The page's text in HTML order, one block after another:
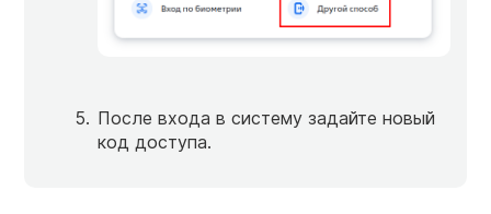
После входа в систему задайте новый
код доступа.